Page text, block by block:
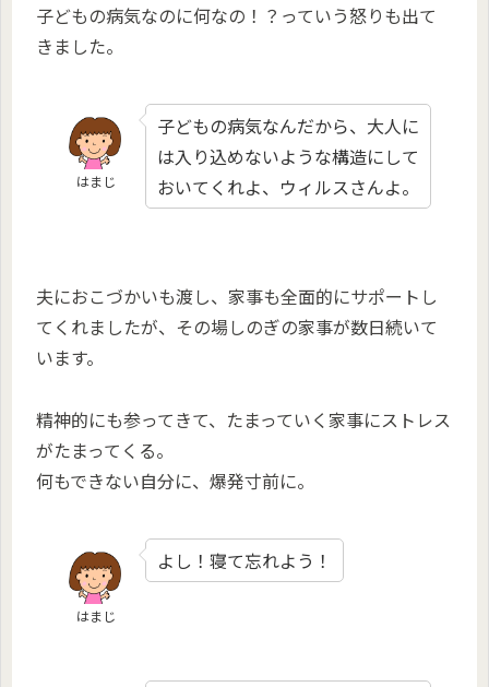
子どもの病気なのに何なの！？っていう怒りも出て
きました。
はまじ
子どもの病気なんだから、大人に
は入り込めないような構造にして
おいてくれよ、ウィルスさんよ。
夫におこづかいも渡し、家事も全面的にサポートし
てくれましたが、その場しのぎの家事が数日続いて
います。
精神的にも参ってきて、たまっていく家事にストレス
がたまってくる。
何もできない自分に、爆発寸前に。
はまじ
よし！寝て忘れよう！